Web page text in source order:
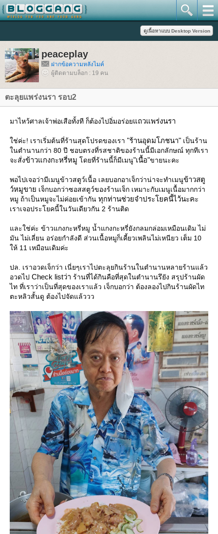
peaceplay
ฝากข้อความหลังไมค์
ผู้ติดตามบล็อก : 19 คน
ตะลุยแพร่งนรา รอบ2
มาไหว้ศาลเจ้าพ่อเสือทั้งที ก็ต้องไปอิ่มอร่อถวแพร่งนรา
ช่ค่ะ! เราเริ่มต้นที่ร้านสุดโปรดของเรา "ร้านอุดมโภชนา" เป็นร้าน
นตำนานกว่า 80 ปี ชอบตรงที่รสชาติของร้านนี้มีเอกลักษณ์ ทุกทีเรา
จะสั่งข้าวแกงกะหรี่หมู ดยที่ร้านนี้ก็มีเมนู"เนื้อ"ขายนะคะ
พอไปเจอว่ามีเมนูข้าวสตูว์เนื้อ เลยบอกอาเจ็กว่าน่าจะทำเมนูข้าวสตู
ว์หมูขา เจ็กบอกว่าซอสสตูว์ของร้านเจ็ก เหมาะกับเมนูเนื้อมากกว่า
หมู ถ้าเป็นหมูจะไม่ค่อยเข้ากัน ทุกท่านช่วยจำประโยคนี้ไว้นะคะ
เราเจอประโยคนี้ในวันเดียวกัน 2 ร้านติด
ละใช่ค่ะ ข้าวแกงกะหรี่หมู น้ำแกงกะหรี่ยังกลมกล่อมเหมือนเดิม ไม่
มัน ไม่เลี่ยน อร่อยกำลังดี ส่วนเนื้อหมูก็เคี้ยวเพลินไม่เหนียว เต็ม 10
ห้ 11 เหมือนเดิมค่ะ
ปล. เราอวดเจ็กว่า เนี่ยๆเราไปตะลุยกินร้านในตำนานหลายร้านแล้ว
อวดไป Check listว่า ร้านที่ได้กินคือที่สุดในตำนานรึยัง สรุปร้านผัด
ไท ที่เราว่าเป็นที่สุดของเราแล้ว เจ็กบอกว่า ต้องลองไปกินร้านผัดไท
ตะหลิวสั้นดู ต้องไปจัดแล้ววว